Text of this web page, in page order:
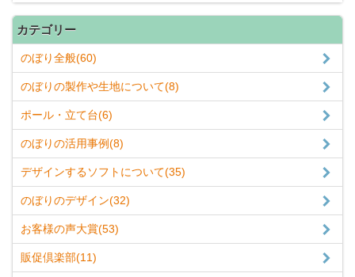
カテゴリー
のぼり全般(60)
のぼりの製作や生地について(8)
ポール・立て台(6)
のぼりの活用事例(8)
デザインするソフトについて(35)
のぼりのデザイン(32)
お客様の声大賞(53)
販促倶楽部(11)